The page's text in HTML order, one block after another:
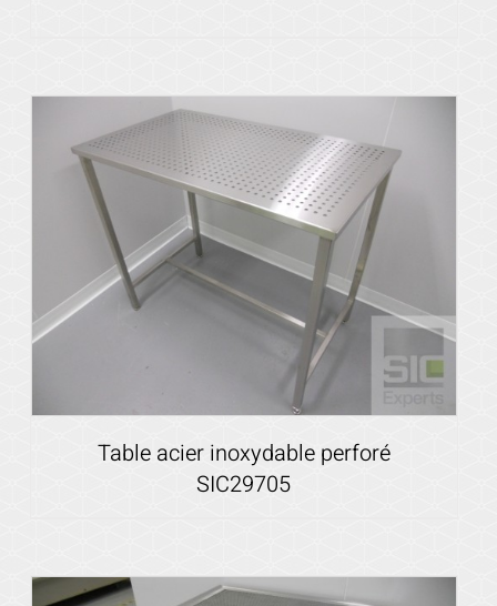
Voir les détails
Table acier inoxydable perforé
SIC29705